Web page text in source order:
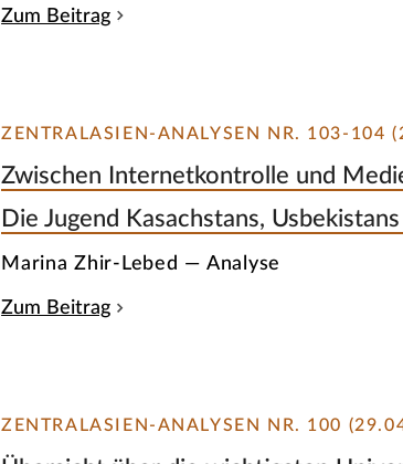
Zum Beitrag
ZENTRALASIEN-ANALYSEN NR. 103-104
Zwischen Internetkontrolle und
Die Jugend Kasachstans,
Marina Zhir-Lebed — Analyse
Zum Beitrag
ZENTRALASIEN-ANALYSEN NR. 100